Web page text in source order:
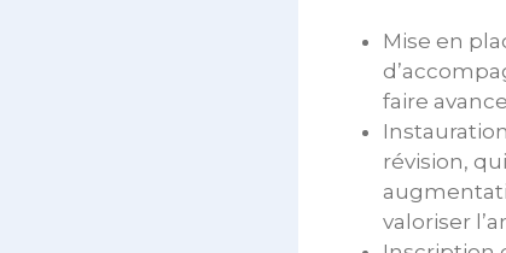
Mise en
faire
révision,
valoriser